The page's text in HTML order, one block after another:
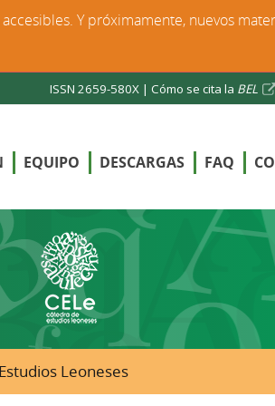
ISSN 2659-580X | Cómo se cita la BEL
EQUIPO DESCARGAS FAQ
Leoneses
Y próximamente, nuevos